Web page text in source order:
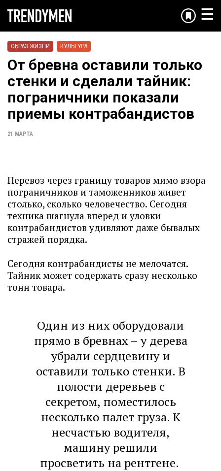
☰
ОБРАЗ ЖИЗНИ КУЛЬТУРА
От бревна оставили только
стенки и сделали тайник:
пограничники показали
приемы контрабандистов
21 МАРТА
Перевоз через границу товаров мимо взора
пограничников и таможенников живет
столько, сколько человечество. Сегодня
техника шагнула вперед и уловки
контрабандистов удивляют даже бывалых
стражей порядка.
Сегодня контрабандисты не мелочатся.
Тайник может содержать сразу несколько
тонн товара.
Один из них оборудовали
прямо в бревнах – у дерева
убрали сердцевину и
оставили только стенки. В
полости деревьев с
секретом, поместилось
несколько палет груза. К
несчастью водителя,
машину решили
просветить на рентгене.